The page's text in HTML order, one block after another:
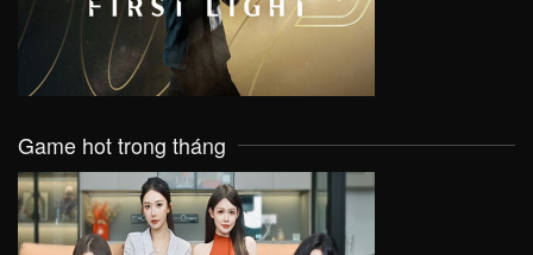
Game hot trong tháng